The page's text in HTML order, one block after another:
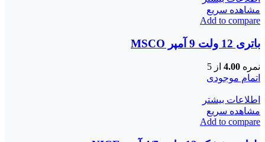
مشاهده سریع
Add to compare
باتری 12 ولت 9 آمپر MSCO
نمره 4.00 از 5
اتمام موجودی
اطلاعات بیشتر
مشاهده سریع
Add to compare